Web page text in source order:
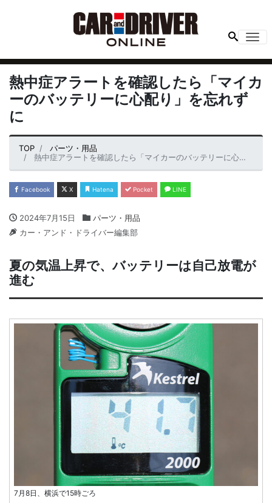
熱中症アラートを確認したら「マイカ
ーのバッテリーに心配り」を忘れず
に
TOP
パーツ・用品
熱中症アラートを確認したら「マイカーのバッテリーに心配り」を忘れずに
Facebook X Hatena Pocket LINE
2024年7月15日
パーツ・用品
カー・アンド・ドライバー編集部
夏の気温上昇で、バッテリーは自己放電が
進む
7月8日、横浜で15時ごろ